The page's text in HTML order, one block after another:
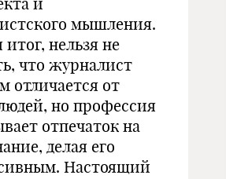
мышления.
итог, нельзя не
что журналист
отличается от
но профессия
отпечаток на
делая его
Настоящий